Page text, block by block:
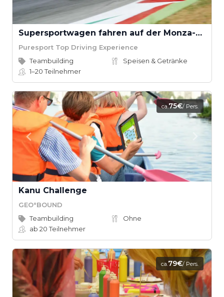
Supersportwagen fahren auf der Monza-Strecke
Puresport Top Driving Experience
Teambuilding
Speisen & Getränke
1–20Teilnehmer
ca.75€/ Pers.
Kanu Challenge
GEO°BOUND
Teambuilding
Ohne
ab 20Teilnehmer
ca.79€/ Pers.